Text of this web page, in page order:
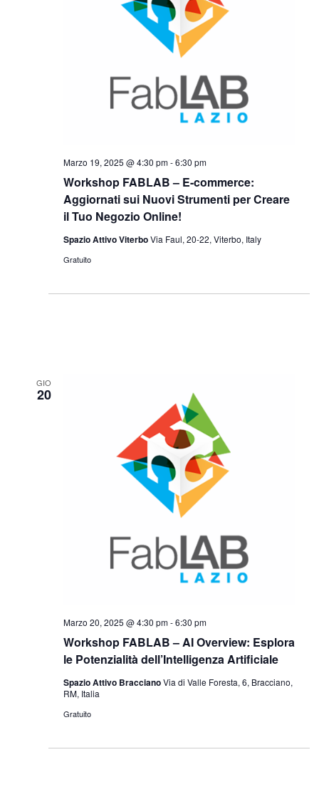
Workshop FABLAB – E-commerce:
Aggiornati sui Nuovi Strumenti per Creare
il Tuo Negozio Online!
Marzo 19, 2025 @ 4:30 pm-6:30 pm
Spazio Attivo ViterboVia Faul, 20-22, Viterbo, Italy
Gratuito
GIO
20
Workshop FABLAB – AI Overview: Esplora
le Potenzialità dell’Intelligenza Artificiale
Marzo 20, 2025 @ 4:30 pm-6:30 pm
Spazio Attivo BraccianoVia di Valle Foresta, 6, Bracciano,
RM, Italia
Gratuito